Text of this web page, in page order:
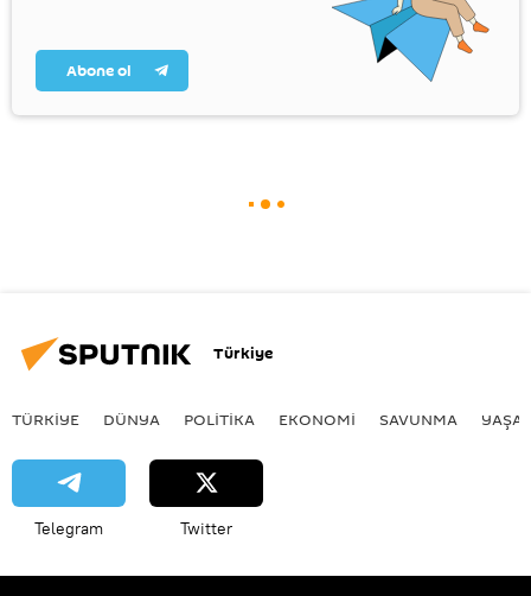
Abone ol
Türkiye
TÜRKIYE DÜNYA POLİTİKA EKONOMİ SAVUNMA
Telegram Twitter